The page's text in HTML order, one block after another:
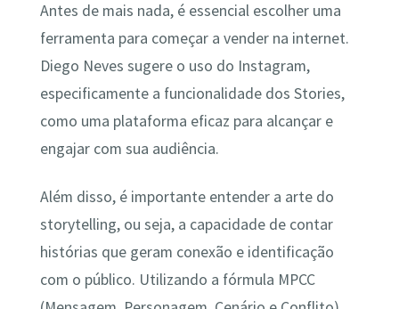
Antes de mais nada, é essencial escolher uma
ferramenta para começar a vender na internet.
Diego Neves sugere o uso do Instagram,
especificamente a funcionalidade dos Stories,
como uma plataforma eficaz para alcançar e
engajar com sua audiência.
Além disso, é importante entender a arte do
storytelling, ou seja, a capacidade de contar
histórias que geram conexão e identificação
com o público. Utilizando a fórmula MPCC